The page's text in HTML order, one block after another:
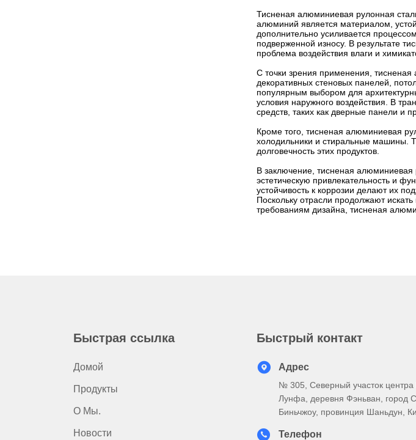
Тисненая алюминиевая рулонная
алюминий является материалом,
дополнительно усиливается
подверженной износу. В результате
проблема воздействия влаги и
С точки зрения применения, тисненая
декоративных стеновых панелей,
популярным выбором для
условия наружного воздействия. В
средств, таких как дверные панели и
Кроме того, тисненая алюминиевая
холодильники и стиральные машины.
долговечность этих продуктов.
В заключение, тисненая
эстетическую привлекательность и
устойчивость к коррозии делают их
Поскольку отрасли продолжают
требованиям дизайна, тисненая
Быстрая ссылка
Домой
Продукты
О Мы.
Новости
Быстрый контакт
Адрес
№ 305, Северный участок
Лунфа, деревня Фэньван, город
Биньчжоу, провинция Шаньдун,
Телефон